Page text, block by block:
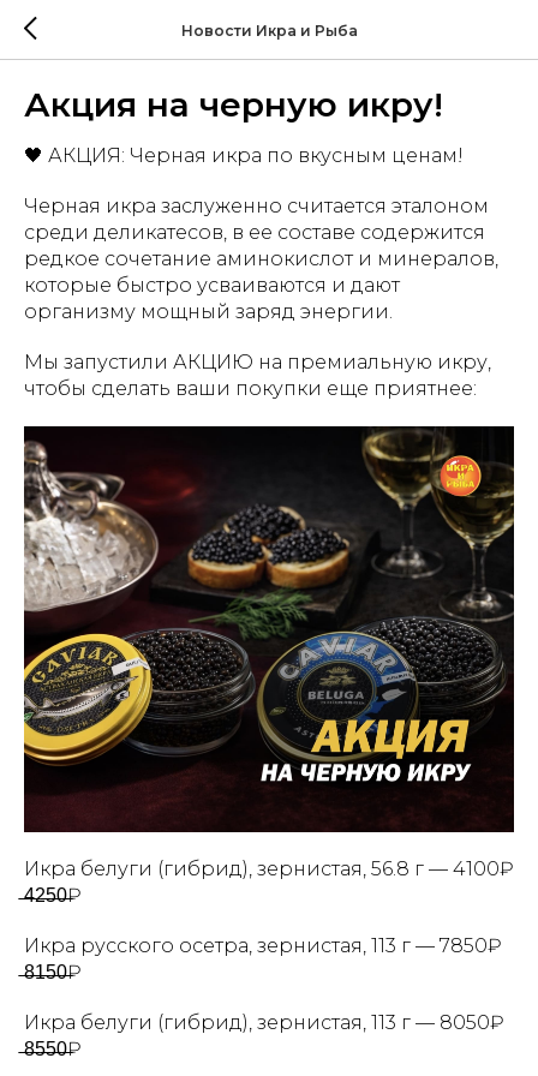
Новости Икра и Рыба
Акция на черную икру!
🖤 АКЦИЯ: Черная икра по вкусным ценам!
Черная икра заслуженно считается эталоном
среди деликатесов, в ее составе содержится
редкое сочетание аминокислот и минералов,
которые быстро усваиваются и дают
организму мощный заряд энергии.
Мы запустили АКЦИЮ на премиальную икру,
чтобы сделать ваши покупки еще приятнее:
Икра белуги (гибрид), зернистая, 56.8 г — 4100₽
̶4̶2̶5̶0̶₽
Икра русского осетра, зернистая, 113 г — 7850₽
̶8̶1̶5̶0̶₽
Икра белуги (гибрид), зернистая, 113 г — 8050₽
̶8̶5̶5̶0̶₽